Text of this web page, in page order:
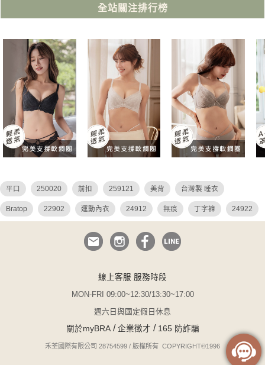
全站關注排行榜
平口 250020 前扣 259121 美背 台灣製 睡衣
Bratop 22902 運動內衣 24912 無痕 丁字褲 24922
大碼 平口內衣 蕾絲 平口內衣
鋼圈睡衣 無襯 台灣製
k罩杯 無肩帶 白色 蕾絲內衣 24914
焦糖 搖曳風鈴 小胸睡衣 性感 透視 軟鋼
線上客服 服務時段
MON-FRI 09:00~12:30/13:30~17:00
週六日與國定假日休息
關於myBRA/ 企業徵才 / 165 防詐騙
禾荃國際有限公司 28754599 / 版權所有 COPYRIGHT©1996